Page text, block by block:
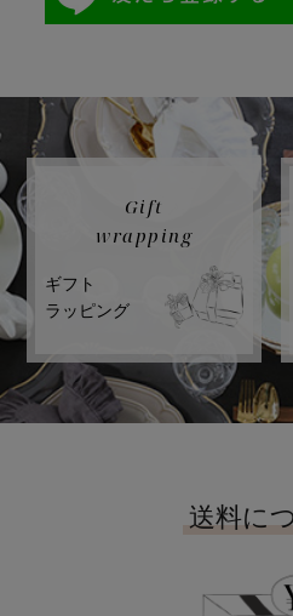
Gift
wrapping
ギフト
ラッピング
送料に